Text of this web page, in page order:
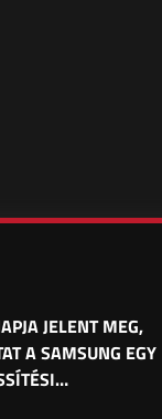
JELENT MEG,
A SAMSUNG EGY